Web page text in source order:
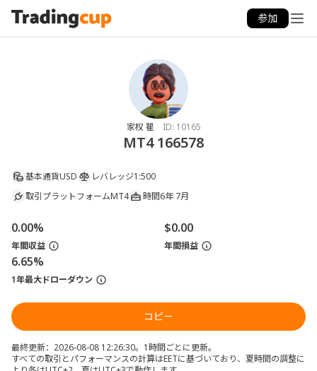
参加
家权 瞿 ID: 10165
MT4 166578
基本通貨USD レバレッジ1:500
取引プラットフォームMT4 時間6年 7月
0.00%
年間収益
$0.00
年間損益
6.65%
1年最大ドローダウン
コピー
最終更新：2026-08-08 12:26:30。1時間ごとに更新。
すべての取引とパフォーマンスの計算はEETに基づいており、夏時間の調整に